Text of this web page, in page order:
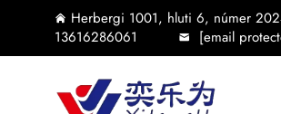
Herbergi 1001, hluti 6, númer
13616286061
[email